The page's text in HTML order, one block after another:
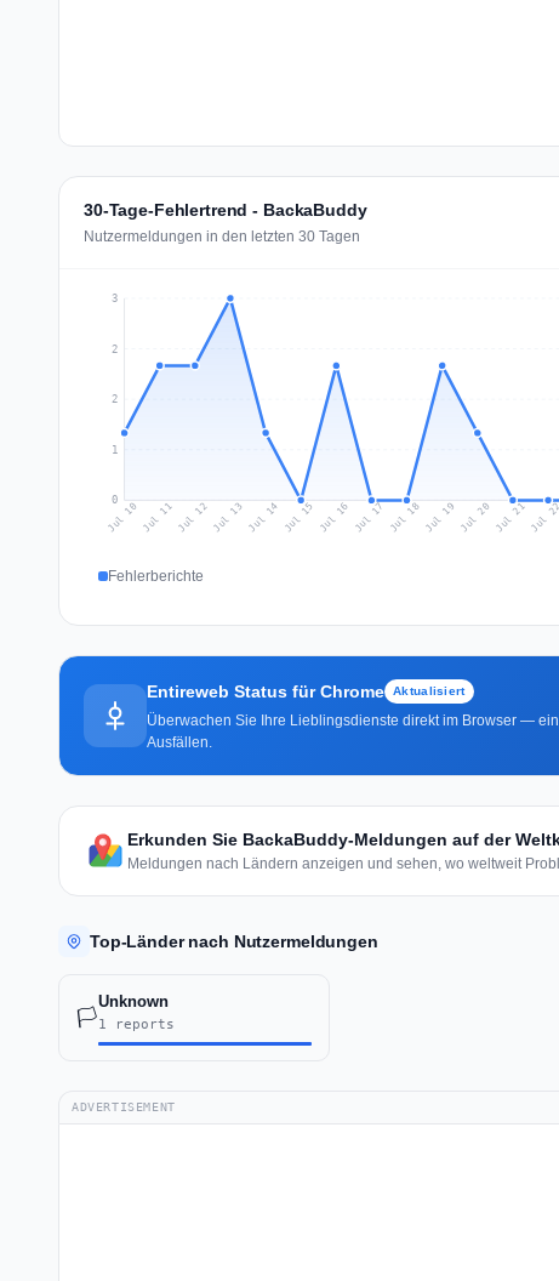
30-Tage-Fehlertrend - BackaBuddy
Nutzermeldungen in den letzten 30 Tagen
0
1
2
2
3
Jul 10 Jul 11Jul 12Jul 13 Jul 14 Jul 15 Jul 16 Jul 17 Jul 18Jul 19 Jul 20 Jul 21Jul 22
Fehlerberichte
Entireweb Status für Chrome Aktualisiert
Überwachen Sie Ihre Lieblingsdienste direkt im Browser —
Ausfällen.
Erkunden Sie BackaBuddy-Meldungen auf der
Meldungen nach Ländern anzeigen und sehen, wo weltweit
Top-Länder nach Nutzermeldungen
🏳️
Unknown
1 reports
ADVERTISEMENT